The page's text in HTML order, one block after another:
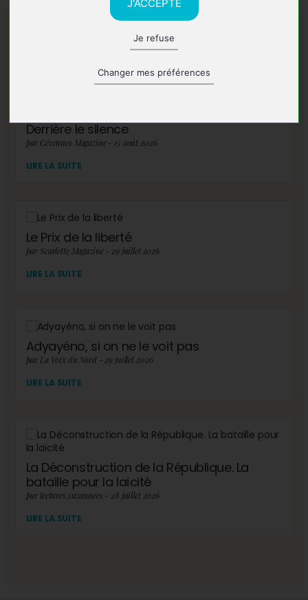
J'ACCEPTE
Je refuse
Changer mes préférences
A lire également
Derrière le silence
par Cévennes Magazine - 15 août 2026
LIRE LA SUITE
Le Prix de la liberté
par Scarlette Magazine - 29 juillet 2026
LIRE LA SUITE
Adyayéno, si on ne le voit pas
par La Voix du Nord - 29 juillet 2026
LIRE LA SUITE
La Déconstruction de la République. La
bataille pour la laïcité
par lectures.suzannees - 28 juillet 2026
LIRE LA SUITE